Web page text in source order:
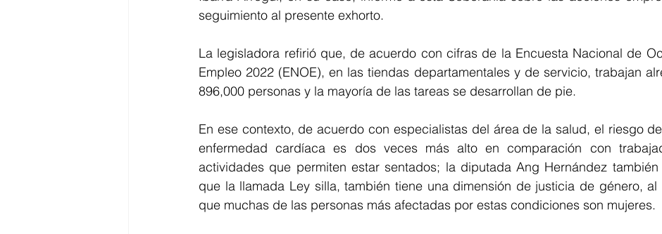
seguimiento al presente exhorto.
La legisladora refirió que, de acuerdo con cifras de la Encuesta Nacional de
Empleo 2022 (ENOE), en las tiendas departamentales y de servicio, trabajan
896,000 personas y la mayoría de las tareas se desarrollan de pie.
En ese contexto, de acuerdo con especialistas del área de la salud, el riesgo
enfermedad cardíaca es dos veces más alto en comparación con
actividades que permiten estar sentados; la diputada Ang Hernández
que la llamada Ley silla, también tiene una dimensión de justicia de género, al
que muchas de las personas más afectadas por estas condiciones son mujeres.